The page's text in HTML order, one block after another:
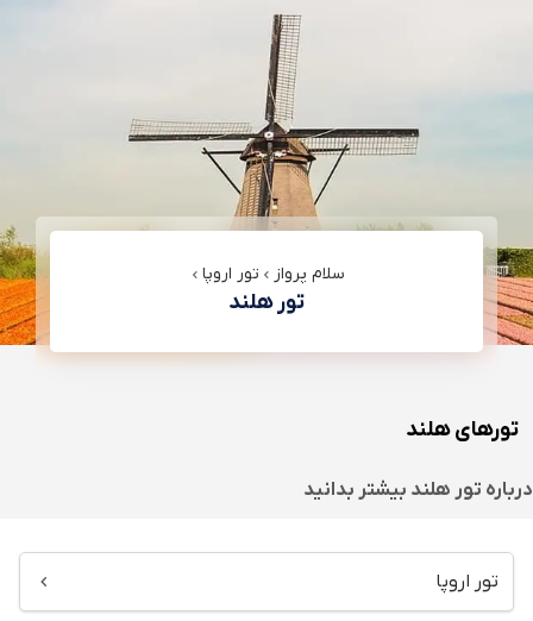
سلام پرواز تور اروپا
تور هلند
تورهای هلند
درباره تور هلند بیشتر بدانید
تور اروپا